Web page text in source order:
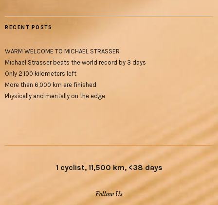
RECENT POSTS
WARM WELCOME TO MICHAEL STRASSER
Michael Strasser beats the world record by 3 days
Only 2,100 kilometers left
More than 6,000 km are finished
Physically and mentally on the edge
1 cyclist, 11,500 km, <38 days
Follow Us